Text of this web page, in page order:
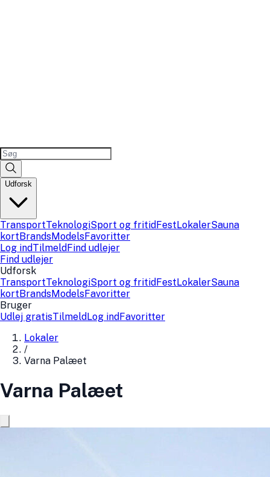
Udforsk
TransportTeknologiSport og fritidFestLokalerSauna
kortBrandsModelsFavoritter
Log indTilmeldFind udlejer
Find udlejer
Udforsk
TransportTeknologiSport og fritidFestLokalerSauna
kortBrandsModelsFavoritter
Bruger
Udlej gratisTilmeldLog indFavoritter
Lokaler
/
Varna Palæet
Varna Palæet